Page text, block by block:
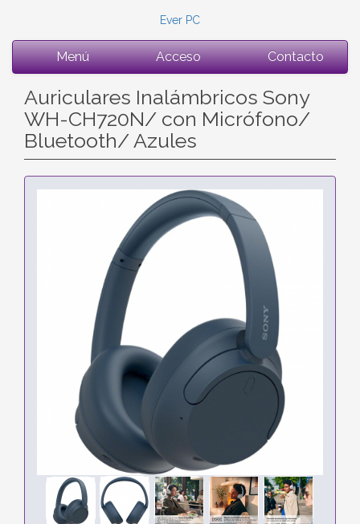
Ever PC
Menú Acceso Contacto
Auriculares Inalámbricos Sony
WH-CH720N/ con Micrófono/
Bluetooth/ Azules